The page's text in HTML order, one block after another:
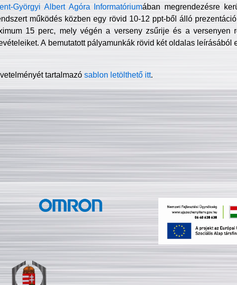
Györgyi Albert Agóra Informatóriumában megrendezésre
működés közben egy rövid 10-12 ppt-ből álló
15 perc, mely végén a verseny zsűrije és a versenyen
A bemutatott pályamunkák rövid két oldalas leírásából
tartalmazósablon letölthető itt.